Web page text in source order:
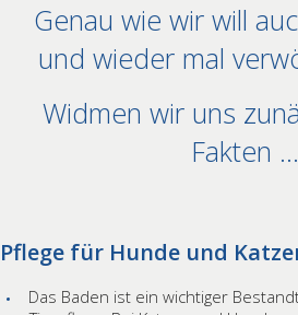
Genau wie wir will
und wieder mal
Widmen wir uns
Fakten …
Pflege für Hunde und
Das Baden ist ein wichtiger